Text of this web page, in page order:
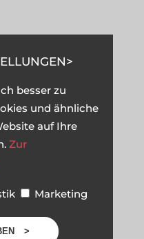
besser zu
und ähnliche
auf Ihre
Zur
Marketing